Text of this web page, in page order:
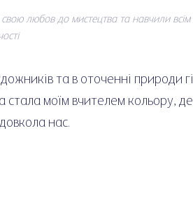
любов до мистецтва та навчили
та в оточенні природи
моїм вчителем кольору,
нас.